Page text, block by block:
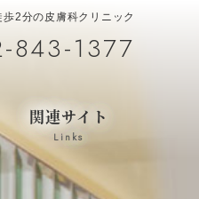
2分の皮膚科クリニック
843-1377
関連サイト
Links